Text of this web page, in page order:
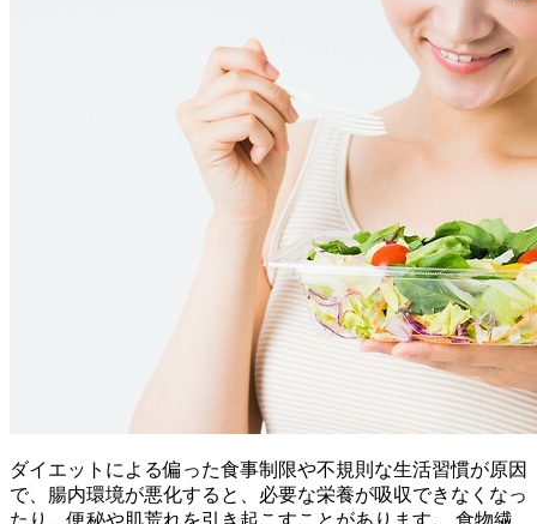
ダイエットによる偏った食事制限や不規則な生活習慣が原因
で、腸内環境が悪化すると、必要な栄養が吸収できなくなっ